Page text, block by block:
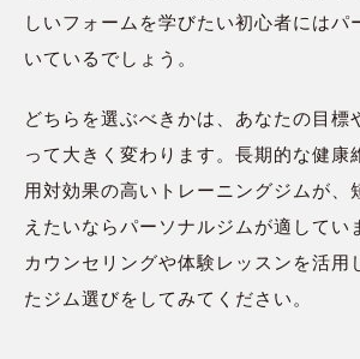
しいフォームを学びたい初心者にはパ
いているでしょう。
どちらを選ぶべきかは、あなたの目標
って大きく変わります。長期的な健康
用対効果の高いトレーニングジムが、
えたいならパーソナルジムが適してい
カウンセリングや体験レッスンを活用
たジム選びをしてみてください。